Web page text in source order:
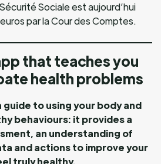
Sociale est aujourd’hui
par la Cour des Comptes.
that teaches you
health problems
guide to using your body and
behaviours: it provides a
an understanding of
and actions to improve your
truly healthy.